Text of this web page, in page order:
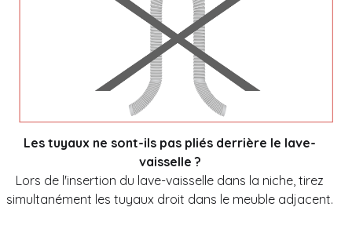
Les tuyaux ne sont-ils pas pliés derrière le lave-
vaisselle ?
Lors de l'insertion du lave-vaisselle dans la niche, tirez
simultanément les tuyaux droit dans le meuble adjacent.